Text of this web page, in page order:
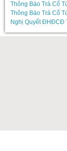
Thông Báo Trả Cổ
Thông Báo Trả Cổ
Nghị Quyết ĐHĐCĐ